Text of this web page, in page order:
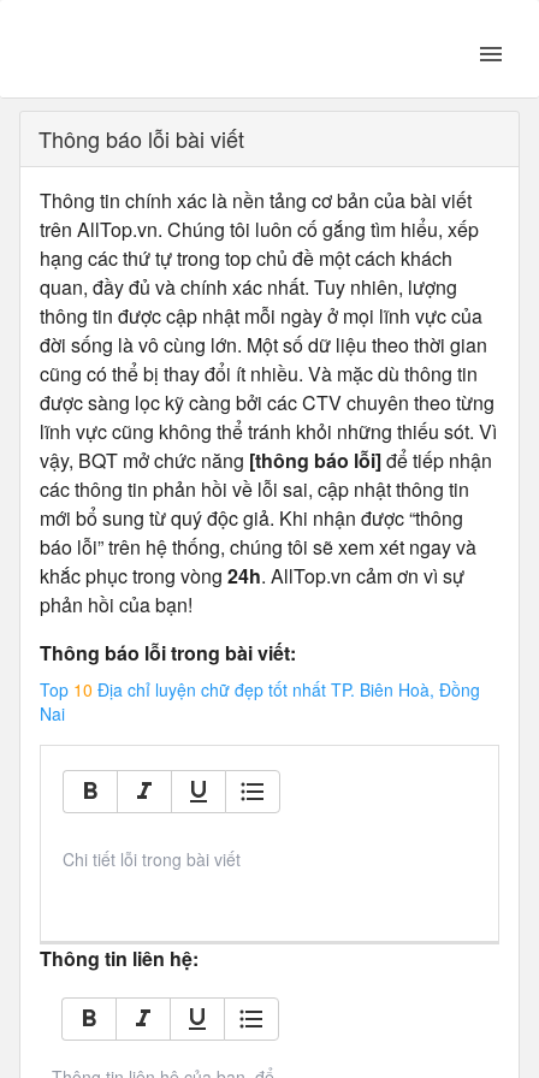
Thông báo lỗi bài viết
Thông tin chính xác là nền tảng cơ bản của bài viết
trên AllTop.vn. Chúng tôi luôn cố gắng tìm hiểu, xếp
hạng các thứ tự trong top chủ đề một cách khách
quan, đầy đủ và chính xác nhất. Tuy nhiên, lượng
thông tin được cập nhật mỗi ngày ở mọi lĩnh vực của
đời sống là vô cùng lớn. Một số dữ liệu theo thời gian
cũng có thể bị thay đổi ít nhiều. Và mặc dù thông tin
được sàng lọc kỹ càng bởi các CTV chuyên theo từng
lĩnh vực cũng không thể tránh khỏi những thiếu sót. Vì
vậy, BQT mở chức năng [thông báo lỗi]để tiếp nhận
các thông tin phản hồi về lỗi sai, cập nhật thông tin
mới bổ sung từ quý độc giả. Khi nhận được “thông
báo lỗi” trên hệ thống, chúng tôi sẽ xem xét ngay và
khắc phục trong vòng 24h. AllTop.vn cảm ơn vì sự
phản hồi của bạn!
Thông báo lỗi trong bài viết:
Top 10 Địa chỉ luyện chữ đẹp tốt nhất TP. Biên Hoà, Đồng
Nai
Chi tiết lỗi trong bài viết
Thông tin liên hệ: